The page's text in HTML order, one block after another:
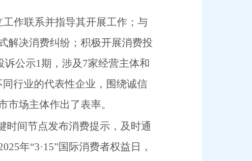
作联系并指导其开展工作；与
解决消费纠纷；积极开展消费投
诉公示1期 ，涉及 7家经营主体和
同行业的代表性企业，围绕诚信
场主体作出了表率。
时间节点发布消费提示，及时通
年“3·15”国际消费者权益日，